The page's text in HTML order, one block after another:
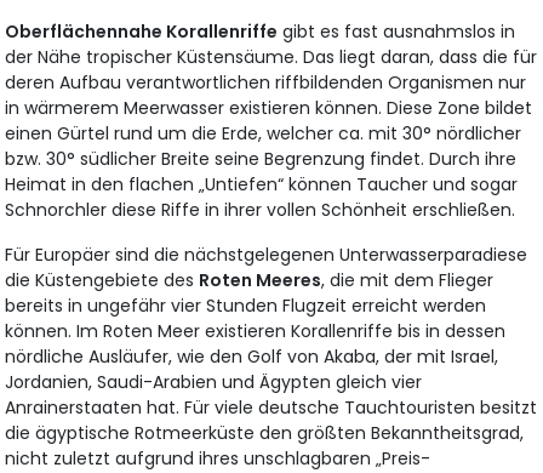
Oberflächennahe Korallenriffe gibt es fast ausnahmslos in
der Nähe tropischer Küstensäume. Das liegt daran, dass die für
deren Aufbau verantwortlichen riffbildenden Organismen nur
in wärmerem Meerwasser existieren können. Diese Zone bildet
einen Gürtel rund um die Erde, welcher ca. mit 30° nördlicher
bzw. 30° südlicher Breite seine Begrenzung findet. Durch ihre
Heimat in den flachen „Untiefen“ können Taucher und sogar
Schnorchler diese Riffe in ihrer vollen Schönheit erschließen.
Für Europäer sind die nächstgelegenen Unterwasserparadiese
die Küstengebiete des Roten Meeres, die mit dem Flieger
bereits in ungefähr vier Stunden Flugzeit erreicht werden
können. Im Roten Meer existieren Korallenriffe bis in dessen
nördliche Ausläufer, wie den Golf von Akaba, der mit Israel,
Jordanien, Saudi-Arabien und Ägypten gleich vier
Anrainerstaaten hat. Für viele deutsche Tauchtouristen besitzt
die ägyptische Rotmeerküste den größten Bekanntheitsgrad,
nicht zuletzt aufgrund ihres unschlagbaren „Preis-